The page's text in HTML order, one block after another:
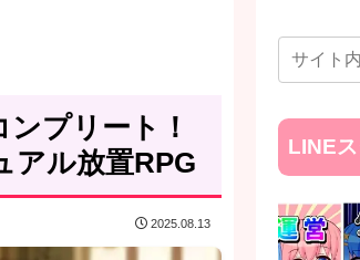
プリート！
アル放置RPG
2025.08.13
LINE